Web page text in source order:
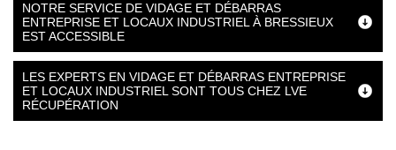
NOTRE SERVICE DE VIDAGE ET DÉBARRAS
ENTREPRISE ET LOCAUX INDUSTRIEL À BRESSIEUX
EST ACCESSIBLE
LES EXPERTS EN VIDAGE ET DÉBARRAS ENTREPRISE
ET LOCAUX INDUSTRIEL SONT TOUS CHEZ LVE
RÉCUPÉRATION